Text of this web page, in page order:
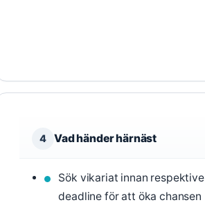
4 Vad händer härnäst
Sök vikariat innan respektive
deadline för att öka chansen